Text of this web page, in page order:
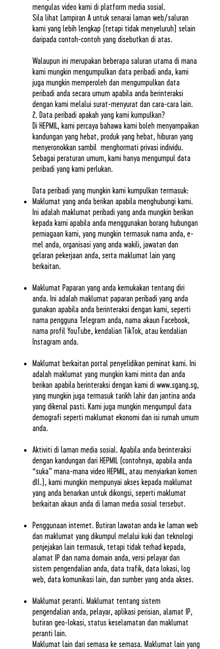
mengulas video kami di platform media sosial.
Sila lihat Lampiran A untuk senarai laman web/saluran
kami yang lebih lengkap (tetapi tidak menyeluruh) selain
daripada contoh-contoh yang disebutkan di atas.
Walaupun ini merupakan beberapa saluran utama di mana
kami mungkin mengumpulkan data peribadi anda, kami
juga mungkin memperoleh dan mengumpulkan data
peribadi anda secara umum apabila anda berinteraksi
dengan kami melalui surat-menyurat dan cara-cara lain.
2. Data peribadi apakah yang kami kumpulkan?
Di HEPMIL, kami percaya bahawa kami boleh menyampaikan
kandungan yang hebat, produk yang hebat, hiburan yang
menyeronokkan sambil menghormati privasi individu.
Sebagai peraturan umum, kami hanya mengumpul data
peribadi yang kami perlukan.
Data peribadi yang mungkin kami kumpulkan termasuk:
Maklumat yang anda berikan apabila menghubungi kami.
Ini adalah maklumat peribadi yang anda mungkin berikan
kepada kami apabila anda menggunakan borang hubungan
perniagaan kami, yang mungkin termasuk nama anda, e-
mel anda, organisasi yang anda wakili, jawatan dan
gelaran pekerjaan anda, serta maklumat lain yang
berkaitan.
Maklumat Paparan yang anda kemukakan tentang diri
anda. Ini adalah maklumat paparan peribadi yang anda
gunakan apabila anda berinteraksi dengan kami, seperti
nama pengguna Telegram anda, nama akaun Facebook,
nama profil YouTube, kendalian TikTok, atau kendalian
Instagram anda.
Maklumat berkaitan portal penyelidikan peminat kami. Ini
adalah maklumat yang mungkin kami minta dan anda
berikan apabila berinteraksi dengan kami di www.sgang.sg,
yang mungkin juga termasuk tarikh lahir dan jantina anda
yang dikenal pasti. Kami juga mungkin mengumpul data
demografi seperti maklumat ekonomi dan isi rumah umum
anda.
Aktiviti di laman media sosial. Apabila anda berinteraksi
dengan kandungan dari HEPMIL (contohnya, apabila anda
“suka” mana-mana video HEPMIL, atau menyiarkan komen
dll.), kami mungkin mempunyai akses kepada maklumat
yang anda benarkan untuk dikongsi, seperti maklumat
berkaitan akaun anda di laman media sosial tersebut.
Penggunaan internet. Butiran lawatan anda ke laman web
dan maklumat yang dikumpul melalui kuki dan teknologi
penjejakan lain termasuk, tetapi tidak terhad kepada,
alamat IP dan nama domain anda, versi pelayar dan
sistem pengendalian anda, data trafik, data lokasi, log
web, data komunikasi lain, dan sumber yang anda akses.
Maklumat peranti. Maklumat tentang sistem
pengendalian anda, pelayar, aplikasi perisian, alamat IP,
butiran geo-lokasi, status keselamatan dan maklumat
peranti lain.
Maklumat lain dari semasa ke semasa. Maklumat lain yang